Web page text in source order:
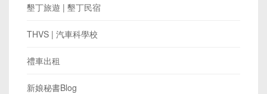
墾丁旅遊 | 墾丁民宿
THVS | 汽車科學校
禮車出租
新娘秘書Blog